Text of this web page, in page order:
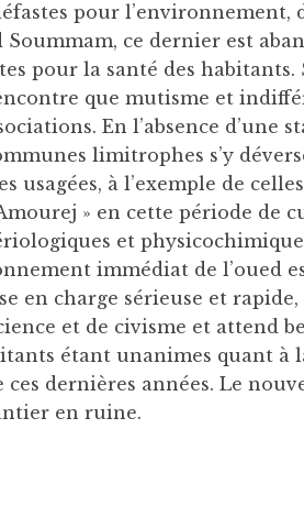
pour l’environnement,
Soummam, ce dernier est
pour la santé des habitants.
que mutisme et
En l’absence d’une
limitrophes s’y
à l’exemple de
» en cette période de
et
immédiat de l’oued
en charge sérieuse et
et de civisme et attend
étant unanimes quant à
dernières années. Le
en ruine.